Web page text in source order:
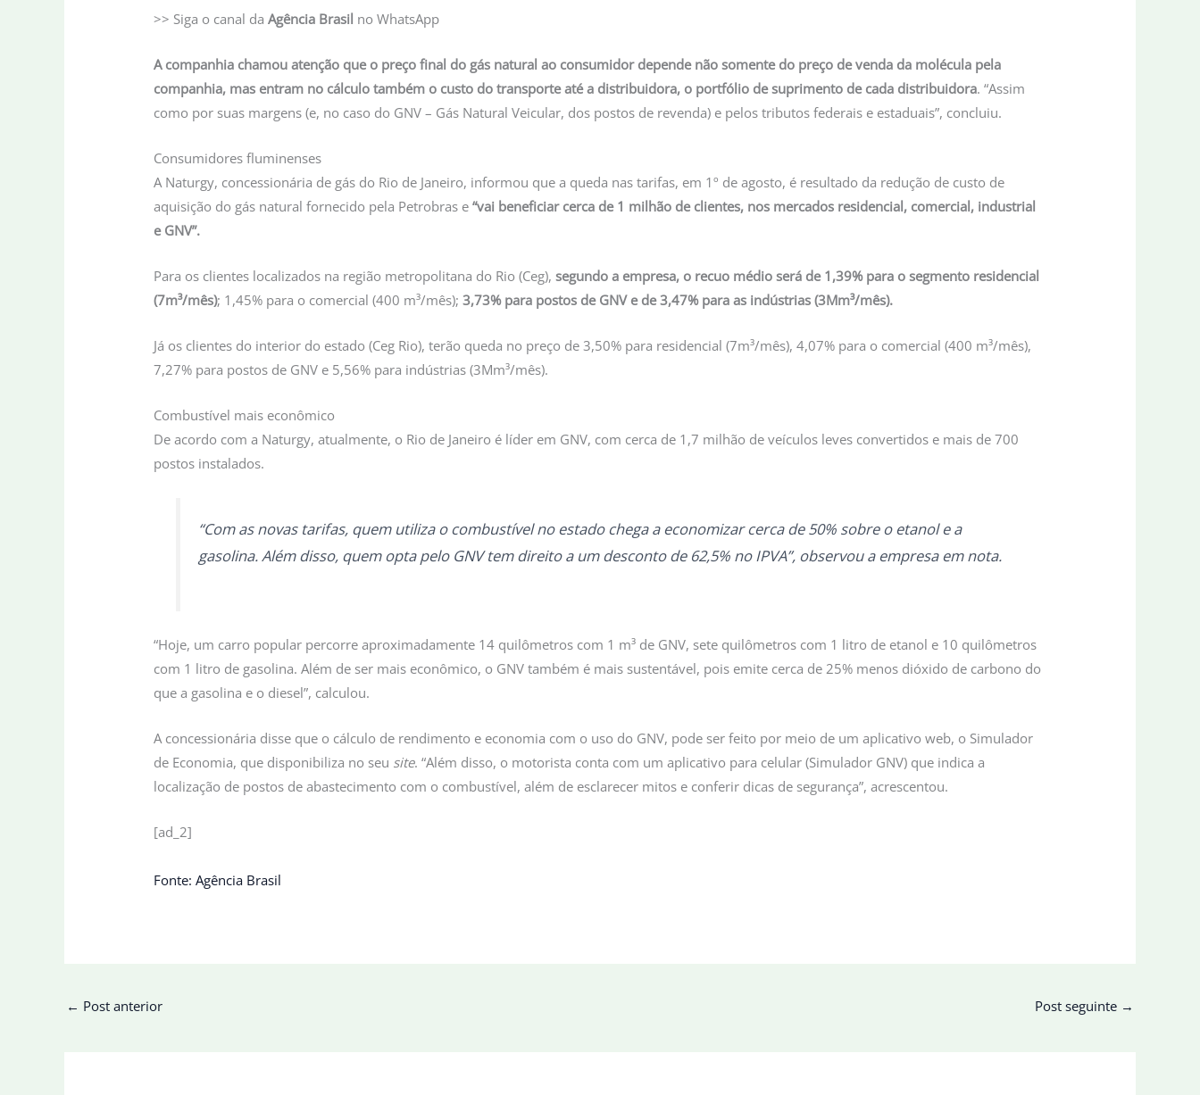
>> Siga o canal daAgência Brasil no WhatsApp
A companhia chamou atenção que o preço final do gás natural ao consumidor depende não somente do preço de venda da molécula pela
companhia, mas entram no cálculo também o custo do transporte até a distribuidora, o portfólio de suprimento de cada distribuidora. “Assim
como por suas margens (e, no caso do GNV – Gás Natural Veicular, dos postos de revenda) e pelos tributos federais e estaduais”, concluiu.
Consumidores fluminenses
A Naturgy, concessionária de gás do Rio de Janeiro, informou que a queda nas tarifas, em 1º de agosto, é resultado da redução de custo de
aquisição do gás natural fornecido pela Petrobras e“vai beneficiar cerca de 1 milhão de clientes, nos mercados residencial, comercial, industrial
e GNV”.
Para os clientes localizados na região metropolitana do Rio (Ceg),segundo a empresa, o recuo médio será de 1,39% para o segmento residencial
(7m³/mês); 1,45% para o comercial (400 m³/mês);3,73% para postos de GNV e de 3,47% para as indústrias (3Mm³/mês).
Já os clientes do interior do estado (Ceg Rio), terão queda no preço de 3,50% para residencial (7m³/mês), 4,07% para o comercial (400 m³/mês),
7,27% para postos de GNV e 5,56% para indústrias (3Mm³/mês).
Combustível mais econômico
De acordo com a Naturgy, atualmente, o Rio de Janeiro é líder em GNV, com cerca de 1,7 milhão de veículos leves convertidos e mais de 700
postos instalados.
“Com as novas tarifas, quem utiliza o combustível no estado chega a economizar cerca de 50% sobre o etanol e a
gasolina. Além disso, quem opta pelo GNV tem direito a um desconto de 62,5% no IPVA”, observou a empresa em nota.
“Hoje, um carro popular percorre aproximadamente 14 quilômetros com 1 m³ de GNV, sete quilômetros com 1 litro de etanol e 10 quilômetros
com 1 litro de gasolina. Além de ser mais econômico, o GNV também é mais sustentável, pois emite cerca de 25% menos dióxido de carbono do
que a gasolina e o diesel”, calculou.
A concessionária disse que o cálculo de rendimento e economia com o uso do GNV, pode ser feito por meio de um aplicativo web, o Simulador
de Economia, que disponibiliza no seu site. “Além disso, o motorista conta com um aplicativo para celular (Simulador GNV) que indica a
localização de postos de abastecimento com o combustível, além de esclarecer mitos e conferir dicas de segurança”, acrescentou.
[ad_2]
Fonte: Agência Brasil
← Post anterior Post seguinte →